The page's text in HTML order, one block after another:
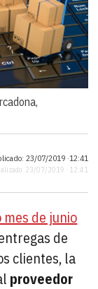
23/07/2019 ·12:41
23/07/2019 · 12:41
de junio
de
clientes, la
proveedor